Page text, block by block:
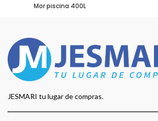
Mor piscina 400L
JESMARI tu lugar de compras.